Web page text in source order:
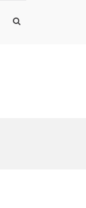
Such-